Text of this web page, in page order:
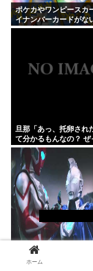
ポケカやワンピースカ
イナンバーカードがな
不可能へ
旦那「あっ、托卵され
て分かるもんなの？ ぜ
かんないだろ。
大人「夢は必ず叶うよ
「大きくなったらウル
ホーム